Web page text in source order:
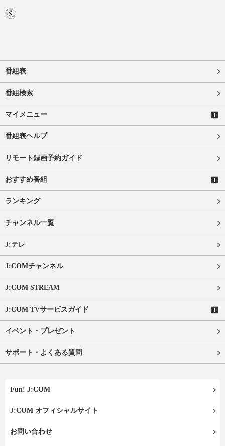
番組表
番組検索
マイメニュー
番組表ヘルプ
リモート録画予約ガイド
おすすめ番組
ランキング
チャンネル一覧
J:テレ
J:COMチャンネル
J:COM STREAM
J:COM TVサービスガイド
イベント・プレゼント
サポート・よくある質問
Fun! J:COM
J:COM オフィシャルサイト
お問い合わせ